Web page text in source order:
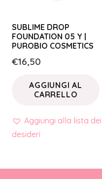
SUBLIME DROP
FOUNDATION 05 Y |
PUROBIO COSMETICS
€16,50
AGGIUNGI AL
CARRELLO
Aggiungi alla lista dei
desideri